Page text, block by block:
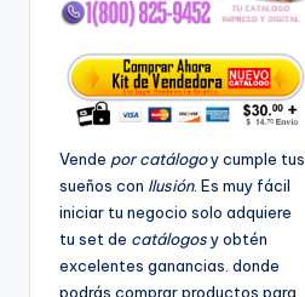
Vende por catálogoy cumple tus
sueños con Ilusión. Es muy fácil
iniciar tu negocio solo adquiere
tu set de catálogosy obtén
excelentes ganancias. donde
podrás comprar productos para